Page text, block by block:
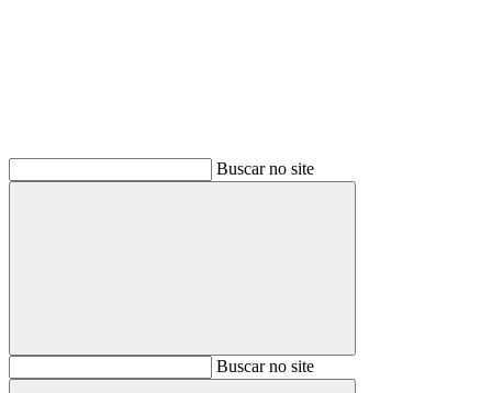
Buscar no site
BuscarBuscar no site